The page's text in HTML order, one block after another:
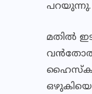
പറയുന്നു.
മതില്‍
ഹൈസ്‌കൂള്‍